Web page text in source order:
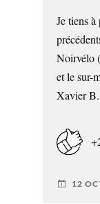
Je tiens
Noirvélo
et le sur-
Xavier
12